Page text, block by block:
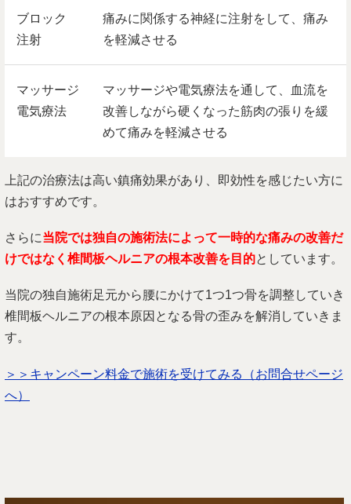
ブロック
注射
痛みに関係する神経に注射をして、痛み
を軽減させる
マッサージ
電気療法
マッサージや電気療法を通して、血流を
改善しながら硬くなった筋肉の張りを緩
めて痛みを軽減させる
上記の治療法は高い鎮痛効果があり、即効性を感じたい方に
はおすすめです。
さらに当院では独自の施術法によって一時的な痛みの改善だ
けではなく椎間板ヘルニアの根本改善を目的としています。
当院の独自施術足元から腰にかけて1つ1つ骨を調整していき
椎間板ヘルニアの根本原因となる骨の歪みを解消していきま
す。
＞＞キャンペーン料金で施術を受けてみる
（お問合せページ
へ）